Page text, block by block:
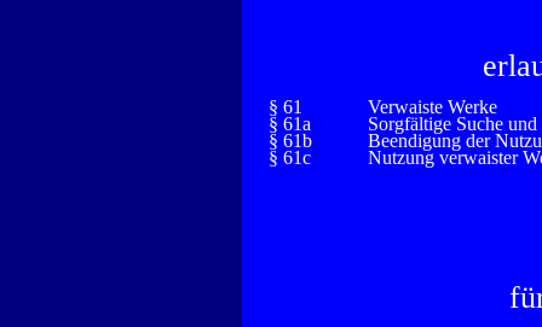
§ 61
Verwaiste Werke
§ 61a
Sorgfältige Suche
§ 61b
Beendigung der
§ 61c
Nutzung verwaister